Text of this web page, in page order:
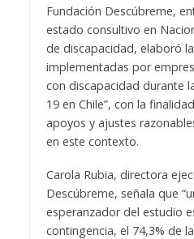
Fundación Descúbreme,
estado consultivo en
de discapacidad, elaboró
implementadas por
con discapacidad durante
19 en Chile”, con la
apoyos y ajustes
en este contexto.
Carola Rubia, directora
Descúbreme, señala que
esperanzador del estudio
contingencia, el 74,3% de